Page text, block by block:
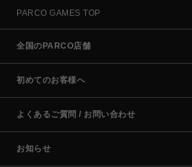
PARCO GAMES TOP
全国のPARCO店舗
初めてのお客様へ
よくあるご質問 / お問い合わせ
お知らせ